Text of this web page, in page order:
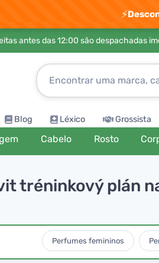
⚡
antes das 12:00 são despachadas
Blog Léxico Grossista
Cabelo Rosto
tréninkový plán
Perfumes femininos